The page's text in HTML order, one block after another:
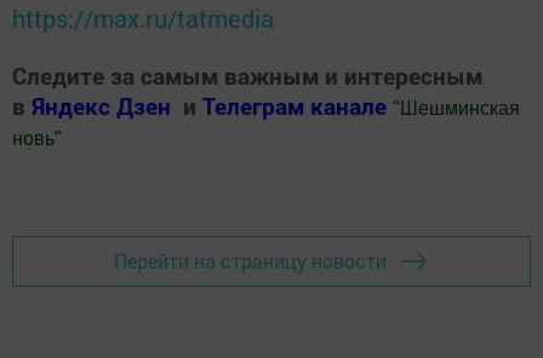
https://max.ru/tatmedia
Следите за самым важным и интересным
в Яндекс Дзен и Телеграм канале " Шешминская
новь"
Перейти на страницу новости